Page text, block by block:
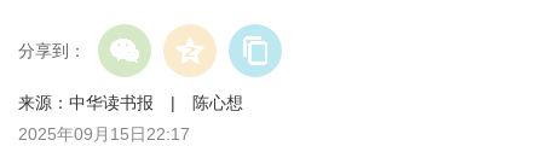
分享到：
来源：中华读书报 | 陈心想
2025年09月15日22:17